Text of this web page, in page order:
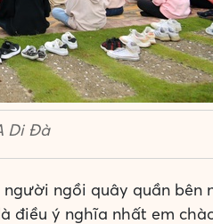
Di Đà
ngồi quây quần bên
điều ý nghĩa nhất em